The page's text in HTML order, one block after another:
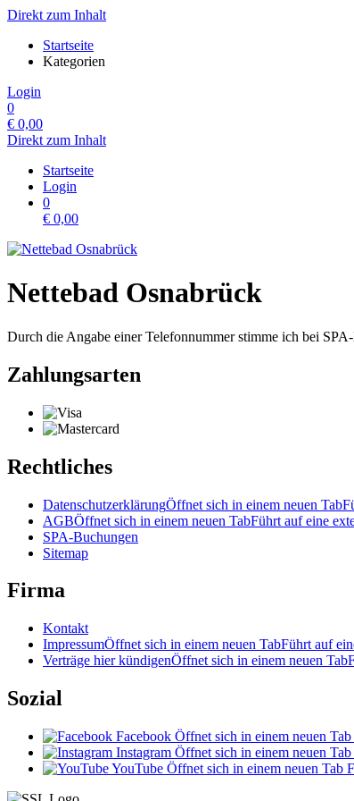
Direkt zum Inhalt
Startseite
Kategorien
Login
0
€ 0,00
Direkt zum Inhalt
Startseite
Login
0
€ 0,00
Nettebad Osnabrück
Durch die Angabe einer Telefonnummer stimme ich bei
Zahlungsarten
Rechtliches
DatenschutzerklärungÖffnet sich in einem neuen Tab
AGBÖffnet sich in einem neuen TabFührt auf eine
SPA-Buchungen
Sitemap
Firma
Kontakt
ImpressumÖffnet sich in einem neuen TabFührt auf
Verträge hier kündigenÖffnet sich in einem neuen Tab
Sozial
Facebook Öffnet sich in einem neuen Tab
Instagram Öffnet sich in einem neuen Tab
YouTube Öffnet sich in einem neuen Tab